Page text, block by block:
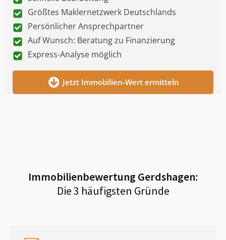
Größtes Maklernetzwerk Deutschlands
Persönlicher Ansprechpartner
Auf Wunsch: Beratung zu Finanzierung
Express-Analyse möglich
Jetzt Immobilien-Wert ermitteln
Immobilienbewertung Gerdshagen:
Die 3 häufigsten Gründe